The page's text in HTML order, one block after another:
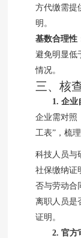
方代缴需提
明。
基数合理性
避免明显低
情况。
三、核
1. 企业
企业需对照
工表”，梳
科技人员与
社保缴纳证
否与劳动合
离职人员是
证明。
2. 官方